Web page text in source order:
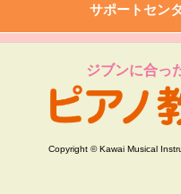
サポートセン
ジブンに合っ
Copyright © Kawai Musical